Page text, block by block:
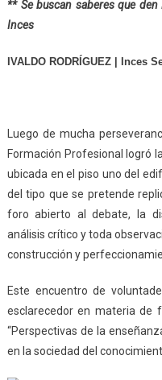
** Se buscan saberes que
Inces
IVALDO RODRÍGUEZ | Inces
Luego de mucha
Formación Profesional logró
ubicada en el piso uno del
del tipo que se pretende
foro abierto al debate, la
análisis crítico y toda
construcción y
Este encuentro de
esclarecedor en materia de
“Perspectivas de la
en la sociedad del